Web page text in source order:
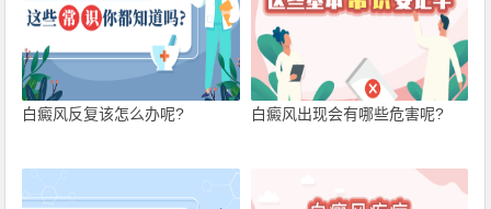
白癜风反复该怎么办呢? 白癜风出现会有哪些危害呢?